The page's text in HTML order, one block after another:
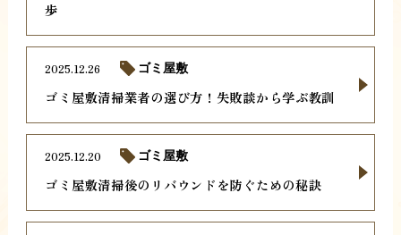
歩
ゴミ屋敷清掃業者の選び方！失敗談から学ぶ教訓
2025.12.26 ゴミ屋敷
ゴミ屋敷清掃後のリバウンドを防ぐための秘訣
2025.12.20 ゴミ屋敷